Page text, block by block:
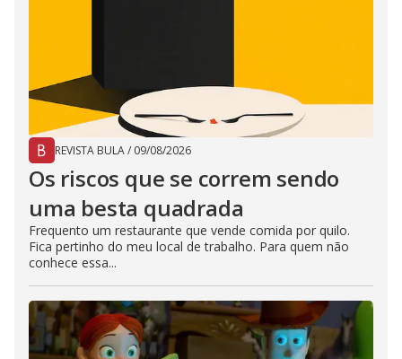
REVISTA BULA/ 09/08/2026
Os riscos que se correm sendo
uma besta quadrada
Frequento um restaurante que vende comida por quilo.
Fica pertinho do meu local de trabalho. Para quem não
conhece essa...